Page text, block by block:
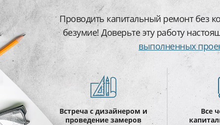
Проводить капитальный ремонт без
безумие! Доверьте эту работу
выполненных
Встреча с дизайнером и
проведение замеров
Все